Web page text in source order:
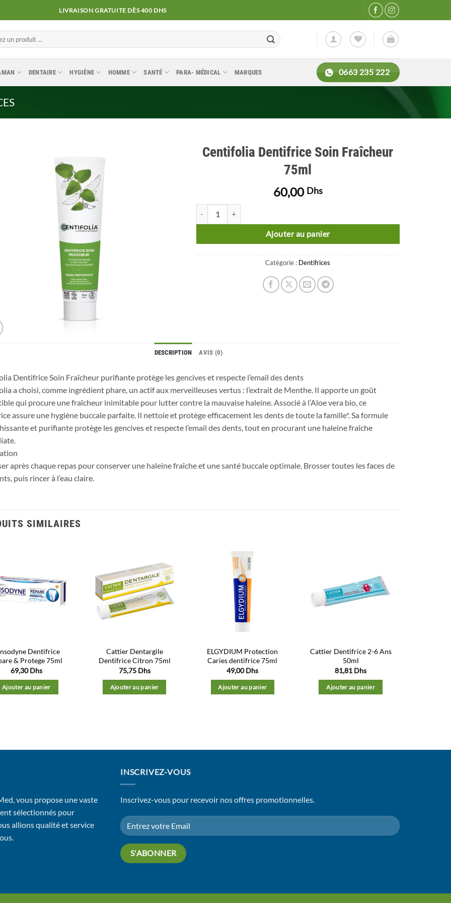
LIVRAISON GRATUITE DÈS 400 DHS
DENTAIRE HYGIÈNE HOMME SANTÉ PARA- MÉDICAL MARQUES 0663 235 222
Centifolia Dentifrice Soin Fraîcheur
75ml
60,00 Dhs
Ajouter au panier
Catégorie : Dentifrices
DESCRIPTION AVIS (0)
Dentifrice Soin Fraîcheur purifiante protège les gencives et respecte l’email des dents
a choisi, comme ingrédient phare, un actif aux merveilleuses vertus : l’extrait de Menthe. Il apporte un goût
qui procure une fraîcheur inimitable pour lutter contre la mauvaise haleine. Associé à l’Aloe vera bio, ce
assure une hygiène buccale parfaite. Il nettoie et protège efficacement les dents de toute la famille*. Sa formule
et purifiante protège les gencives et respecte l’email des dents, tout en procurant une haleine fraîche
après chaque repas pour conserver une haleine fraîche et une santé buccale optimale. Brosser toutes les faces de
puis rincer à l’eau claire.
SIMILAIRES
Ajouter
à la liste
d’envies
Dentifrice
& Protege 75ml
69,30Dhs
Ajouter au panier
Ajouter
à la liste
d’envies
Cattier Dentargile
Dentifrice Citron 75ml
75,75 Dhs
Ajouter au panier
ELGYDIUM Protection
Caries dentifrice 75ml
49,00Dhs
Ajouter au panier
Ajouter
à la liste
Cattier Dentifrice 2-6 Ans
50ml
81,81 Dhs
Ajouter au panier
vous propose une vaste
sélectionnés pour
allions qualité et service
INSCRIVEZ-VOUS
Inscrivez-vous pour recevoir nos offres promotionnelles.